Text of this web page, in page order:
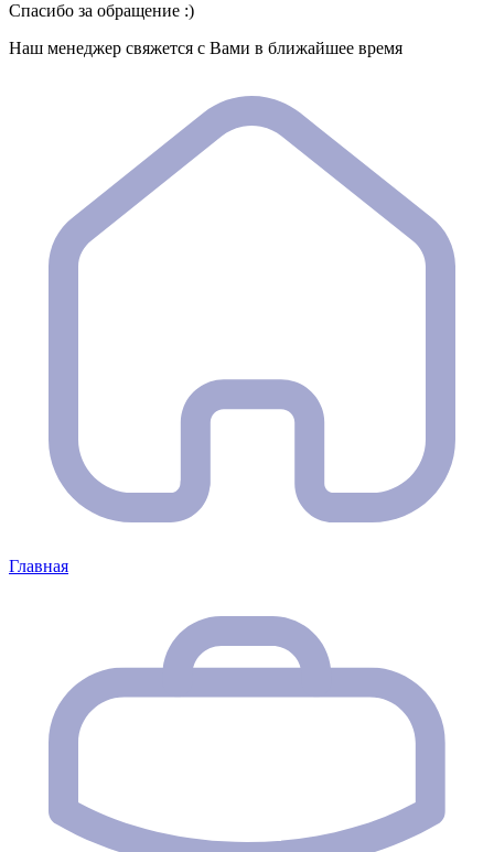
Спасибо за обращение :)
Наш менеджер свяжется с Вами в ближайшее время
Главная